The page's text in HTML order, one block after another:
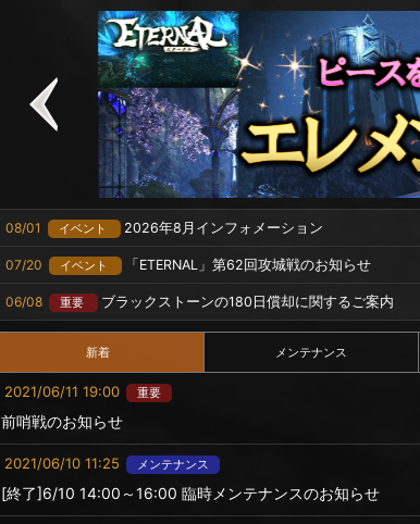
08/01 イベント 2026年8月インフォメーション
07/20 イベント 「ETERNAL」第62回攻城戦のお知らせ
06/08 重要 ブラックストーンの180日償却に関するご案内
新着 メンテナンス
2021/06/11 19:00 重要
前哨戦のお知らせ
2021/06/10 11:25 メンテナンス
[終了]6/10 14:00～16:00 臨時メンテナンスのお知らせ